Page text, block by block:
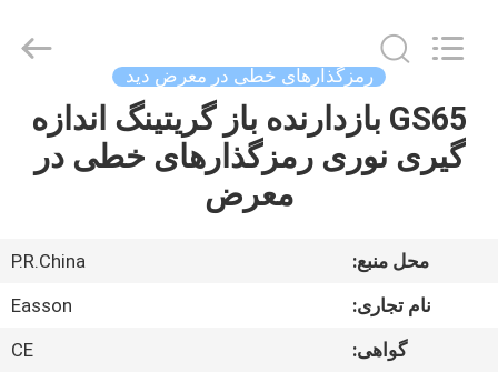
خانه
درباره
Technology
Reserved.
رمزگذارهای خطی در معرض دید
GS65 بازدارنده باز گریتینگ اندازه
گیری نوری رمزگذارهای خطی در
معرض
محل منبع:
P.R.China
نام تجاری:
Easson
گواهی:
CE